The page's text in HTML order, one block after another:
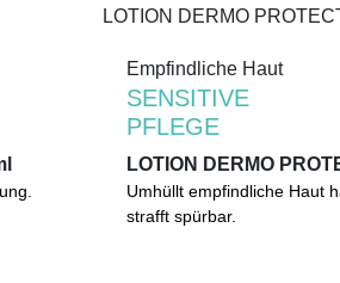
Empfindliche Haut
SENSITIVE
PFLEGE
LOTION DERMO
Umhüllt empfindliche Haut
strafft spürbar. Verbessert
Empfindliche Haut
SENSITIVE
PFLEGE
LOTION DERMO
Umhüllt empfindliche Haut
strafft spürbar.